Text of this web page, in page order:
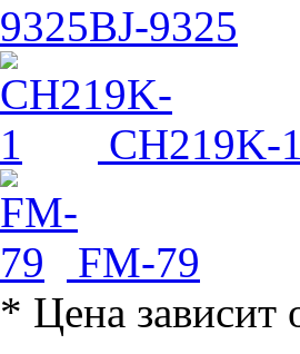
BJ-9325
CH219K-1
FM-79
* Цена зависит